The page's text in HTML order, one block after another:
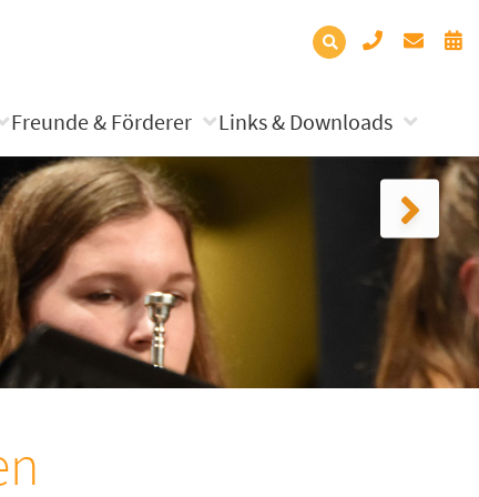
Freunde & Förderer Links & Downloads